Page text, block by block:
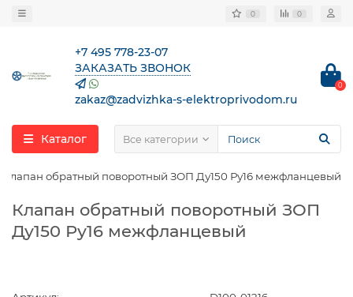
0 0
+7 495 778-23-07
ЗАКАЗАТЬ ЗВОНОК
zakaz@zadvizhka-s-elektroprivodom.ru
0
Каталог Все категории
Клапан обратный поворотный ЗОП Ду150 Ру16 межфланцевый
Клапан обратный поворотный ЗОП
Ду150 Ру16 межфланцевый